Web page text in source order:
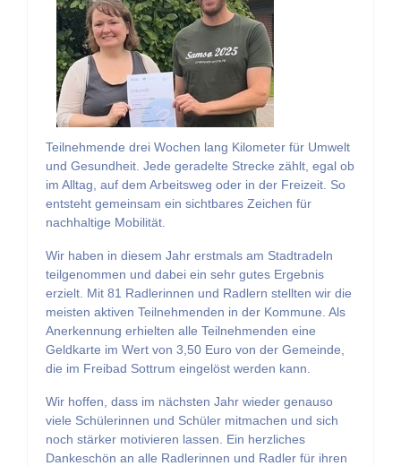
Teilnehmende drei Wochen lang Kilometer für Umwelt
und Gesundheit. Jede geradelte Strecke zählt, egal ob
im Alltag, auf dem Arbeitsweg oder in der Freizeit. So
entsteht gemeinsam ein sichtbares Zeichen für
nachhaltige Mobilität.
Wir haben in diesem Jahr erstmals am Stadtradeln
teilgenommen und dabei ein sehr gutes Ergebnis
erzielt. Mit 81 Radlerinnen und Radlern stellten wir die
meisten aktiven Teilnehmenden in der Kommune. Als
Anerkennung erhielten alle Teilnehmenden eine
Geldkarte im Wert von 3,50 Euro von der Gemeinde,
die im Freibad Sottrum eingelöst werden kann.
Wir hoffen, dass im nächsten Jahr wieder genauso
viele Schülerinnen und Schüler mitmachen und sich
noch stärker motivieren lassen. Ein herzliches
Dankeschön an alle Radlerinnen und Radler für ihren